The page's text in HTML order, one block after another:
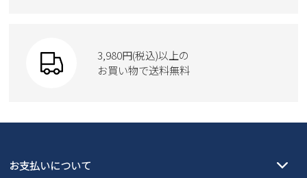
moz
Parade
GAP
new balance
瞬足
3,980円(税込)以上の
お買い物で送料無料
お支払いについて